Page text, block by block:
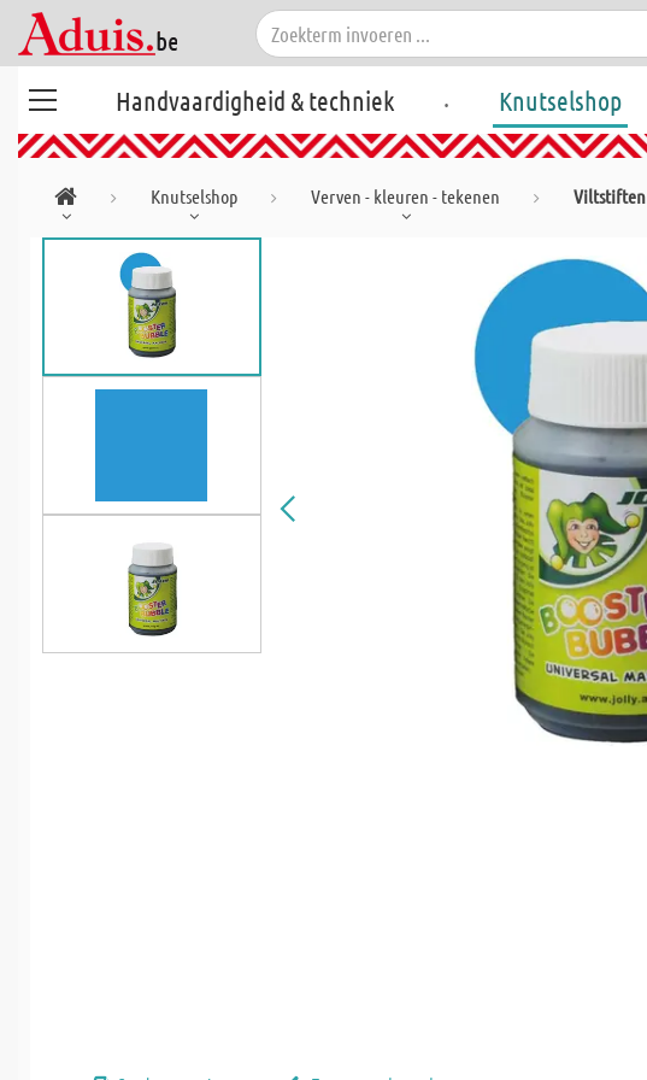
Handvaardigheid & techniek . Knutselshop
Knutselshop Verven - kleuren - tekenen Viltstiften